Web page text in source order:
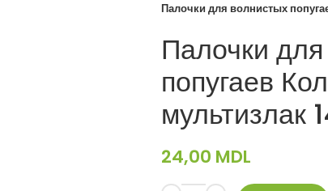
Палочки для волнистых
Палочки
попугаев
мультизлак
24,00 MDL